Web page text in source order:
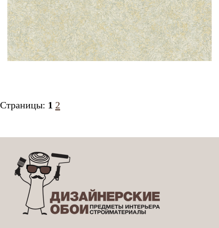
Страницы: 1 2